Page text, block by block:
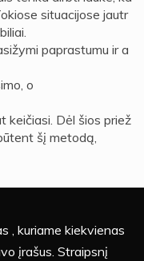
situacijose jautr
paprastumu ir a
o
keičiasi. Dėl šios priež
šį metodą,
, kuriame kiekvienas
įrašus. Straipsnį